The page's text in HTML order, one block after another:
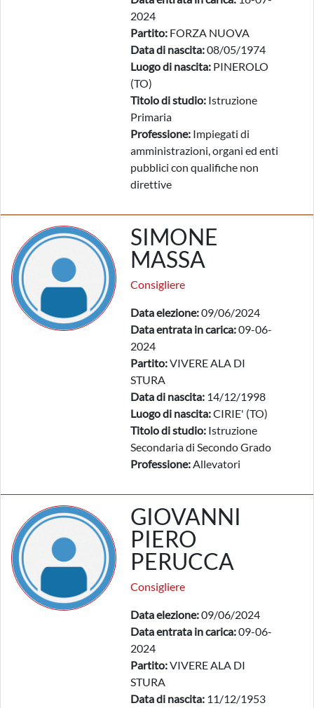
2024
Partito: FORZA NUOVA
Data di nascita:08/05/1974
Luogo di nascita: PINEROLO
(TO)
Titolo di studio: Istruzione
Primaria
Professione: Impiegati di
amministrazioni, organi ed enti
pubblici con qualifiche non
direttive
SIMONE
MASSA
Consigliere
Data elezione:09/06/2024
Data entrata in carica:09-06-
2024
Partito:VIVERE ALA DI
STURA
Data di nascita: 14/12/1998
Luogo di nascita:CIRIE' (TO)
Titolo di studio: Istruzione
Secondaria di Secondo Grado
Professione:Allevatori
GIOVANNI
PIERO
PERUCCA
Consigliere
Data elezione:09/06/2024
Data entrata in carica:09-06-
2024
Partito:VIVERE ALA DI
STURA
Data di nascita: 11/12/1953